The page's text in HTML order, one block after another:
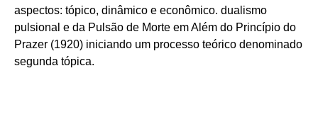
aspectos: tópico, dinâmico e econômico. dualismo
pulsional e da Pulsão de Morte em Além do Princípio do
Prazer (1920) iniciando um processo teórico denominado
segunda tópica.